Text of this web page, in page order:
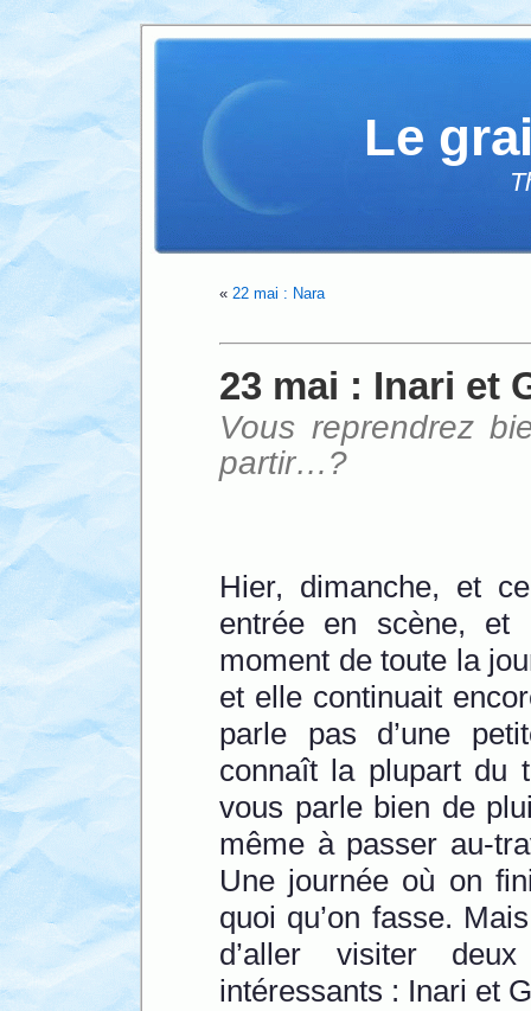
Le
« 22 mai : Nara
23 mai : Inari et
Vous reprendrez
partir…?
Hier, dimanche, et
entrée en scène, et
moment de toute la
et elle continuait
parle pas d’une
connaît la plupart du
vous parle bien de
même à passer au-
Une journée où on
quoi qu’on fasse.
d’aller visiter
intéressants : Inari et